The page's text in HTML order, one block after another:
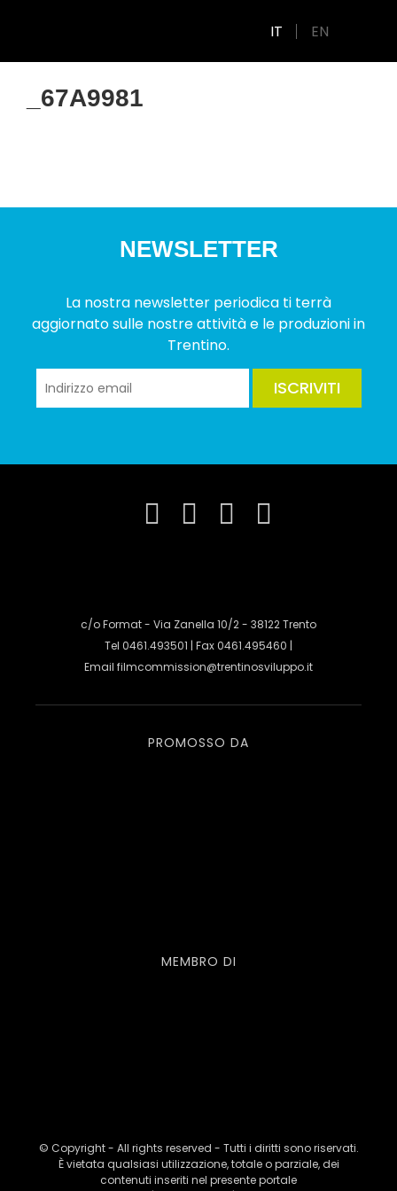
IT EN
_67A9981
NEWSLETTER
La nostra newsletter periodica ti terrà
aggiornato sulle nostre attività e le produzioni in
Trentino.
ISCRIVITI
c/o Format - Via Zanella 10/2 - 38122 Trento
Tel 0461.493501 | Fax 0461.495460 |
Email filmcommission@trentinosviluppo.it
PROMOSSO DA
MEMBRO DI
© Copyright - All rights reserved - Tutti i diritti sono riservati.
È vietata qualsiasi utilizzazione, totale o parziale, dei
contenuti inseriti nel presente portale